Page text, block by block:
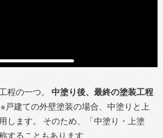
程の一つ。 中塗り後、最終の塗装工程
戸建ての外壁塗装の場合、中塗りと上
します。 そのため、「中塗り・上塗